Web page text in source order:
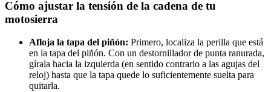
Cómo ajustar la tensión de la cadena de tu
motosierra
Afloja la tapa del piñón: Primero, localiza la perilla que está
en la tapa del piñón. Con un destornillador de punta ranurada,
gírala hacia la izquierda (en sentido contrario a las agujas del
reloj) hasta que la tapa quede lo suficientemente suelta para
quitarla.